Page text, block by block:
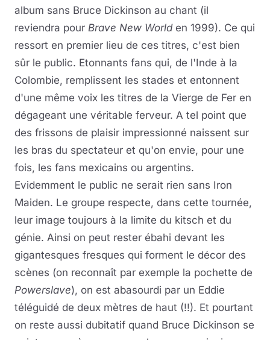
album sans Bruce Dickinson au chant (il
reviendra pour Brave New Worlden 1999). Ce qui
ressort en premier lieu de ces titres, c'est bien
sûr le public. Etonnants fans qui, de l'Inde à la
Colombie, remplissent les stades et entonnent
d'une même voix les titres de la Vierge de Fer en
dégageant une véritable ferveur. A tel point que
des frissons de plaisir impressionné naissent sur
les bras du spectateur et qu'on envie, pour une
fois, les fans mexicains ou argentins.
Evidemment le public ne serait rien sans Iron
Maiden. Le groupe respecte, dans cette tournée,
leur image toujours à la limite du kitsch et du
génie. Ainsi on peut rester ébahi devant les
gigantesques fresques qui forment le décor des
scènes (on reconnaît par exemple la pochette de
Powerslave), on est abasourdi par un Eddie
téléguidé de deux mètres de haut (!!). Et pourtant
on reste aussi dubitatif quand Bruce Dickinson se